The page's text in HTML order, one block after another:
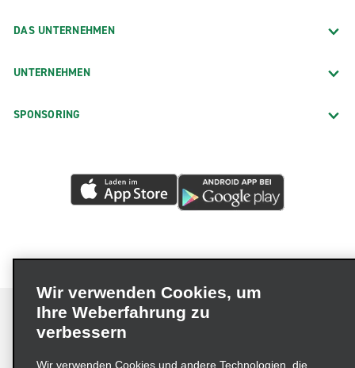
DAS UNTERNEHMEN
UNTERNEHMEN
SPONSORING
Impressum Nutzungsbedingungen Datenschutzrichtlinie
Wir verwenden Cookies, um
Ihre Weberfahrung zu
verbessern
Wir verwenden Cookies und andere Technologien, die